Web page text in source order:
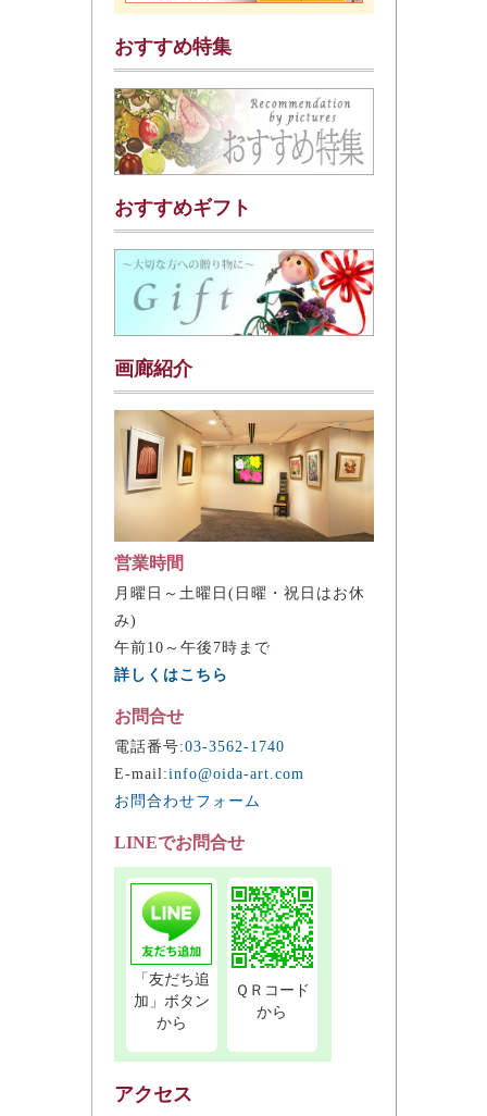
おすすめ特集
おすすめギフト
画廊紹介
営業時間
月曜日～土曜日(日曜・祝日はお休
み)
午前10～午後7時まで
詳しくはこちら
お問合せ
電話番号:03-3562-1740
E-mail:info@oida-art.com
お問合わせフォーム
LINEでお問合せ
「友だち追
加」ボタン
から
ＱＲコード
から
アクセス